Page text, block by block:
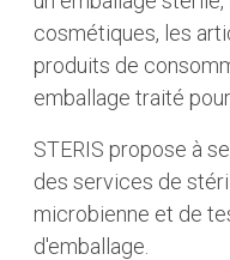
cosmétiques, les
produits de
emballage traité
STERIS propose à
des services de
microbienne et de
d'emballage.